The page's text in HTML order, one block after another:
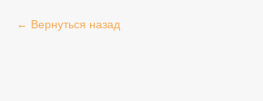
Вернуться назад